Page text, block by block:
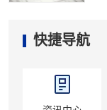
快捷导航